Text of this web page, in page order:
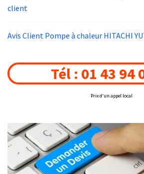
client
Avis Client Pompe à chaleur HITACHI
Tél : 01 43 94
Prix d'un appel local